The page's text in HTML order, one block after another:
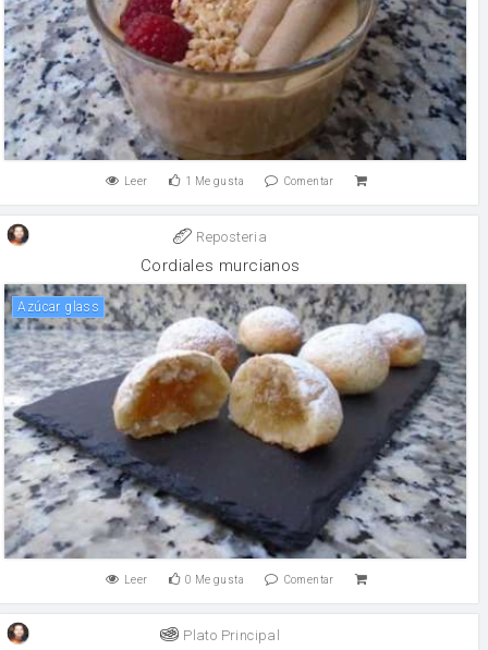
Leer 1 Me gusta Comentar
Reposteria
Cordiales murcianos
Azúcar glass
Leer 0 Me gusta Comentar
Plato Principal